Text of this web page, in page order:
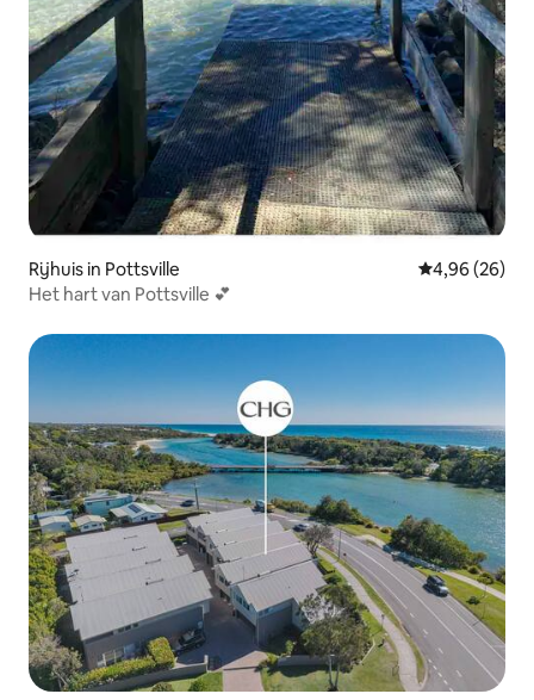
Rijhuis in Pottsville Gemiddelde
4,96 (26)
Het hart van Pottsville 💕